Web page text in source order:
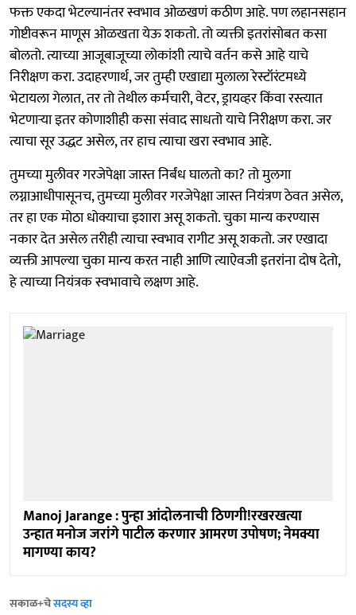
फक्त एकदा भेटल्यानंतर स्वभाव ओळखणं कठीण आहे. पण लहानसहान
गोष्टीवरून माणूस ओळखता येऊ शकतो. तो व्यक्ती इतरांसोबत कसा
बोलतो. त्याच्या आजूबाजूच्या लोकांशी त्याचे वर्तन कसे आहे याचे
निरीक्षण करा. उदाहरणार्थ, जर तुम्ही एखाद्या मुलाला रेस्टॉरंटमध्ये
भेटायला गेलात, तर तो तेथील कर्मचारी, वेटर, ड्रायव्हर किंवा रस्त्यात
भेटणाऱ्या इतर कोणाशीही कसा संवाद साधतो याचे निरीक्षण करा. जर
त्याचा सूर उद्धट असेल, तर हाच त्याचा खरा स्वभाव आहे.
तुमच्या मुलीवर गरजेपेक्षा जास्त निर्बंध घालतो का? तो मुलगा
लग्नाआधीपासूनच, तुमच्या मुलीवर गरजेपेक्षा जास्त नियंत्रण ठेवत असेल,
तर हा एक मोठा धोक्याचा इशारा असू शकतो. चुका मान्य करण्यास
नकार देत असेल तरीही त्याचा स्वभाव रागीट असू शकतो. जर एखादा
व्यक्ती आपल्या चुका मान्य करत नाही आणि त्याऐवजी इतरांना दोष देतो,
हे त्याच्या नियंत्रक स्वभावाचे लक्षण आहे.
Manoj Jarange : पुन्हा आंदोलनाची ठिणगी!रखरखत्या
उन्हात मनोज जरांगे पाटील करणार आमरण उपोषण; नेमक्या
मागण्या काय?
सकाळ+चेसदस्य व्हा